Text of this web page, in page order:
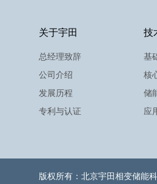
关于宇田
总经理致辞
公司介绍
发展历程
专利与认证
技
基
核
储
应
版权所有：北京宇田相变储能